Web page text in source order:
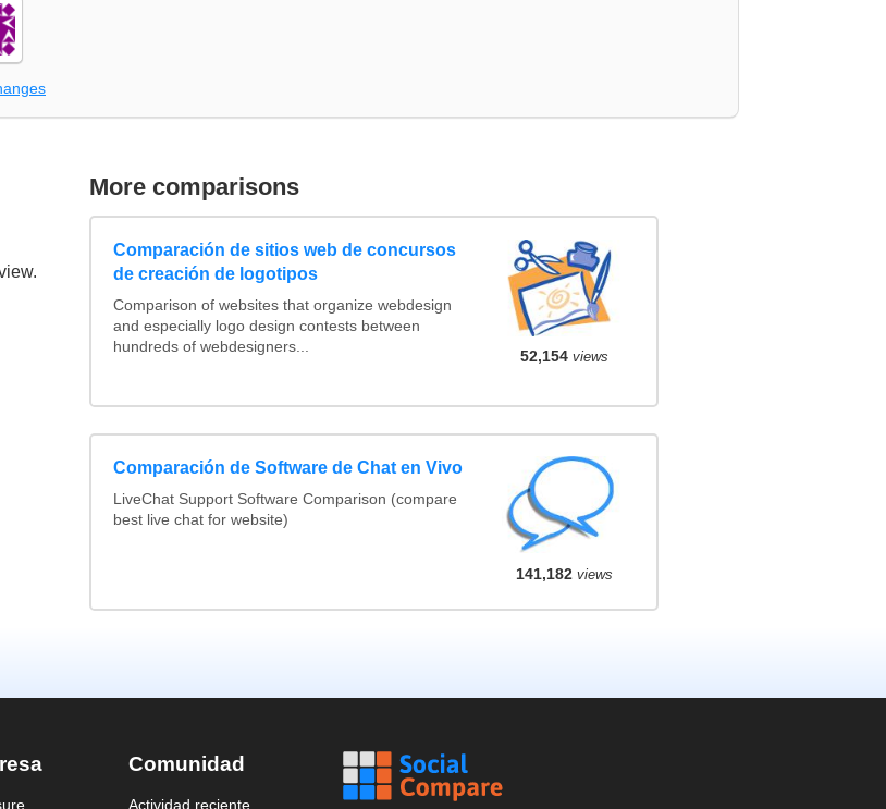
More comparisons
Comparación de sitios web de concursos
de creación de logotipos
Comparison of websites that organize webdesign
and especially logo design contests between
hundreds of webdesigners...
52,154 views
Comparación de Software de Chat en Vivo
LiveChat Support Software Comparison (compare
best live chat for website)
141,182 views
Comunidad
Actividad reciente